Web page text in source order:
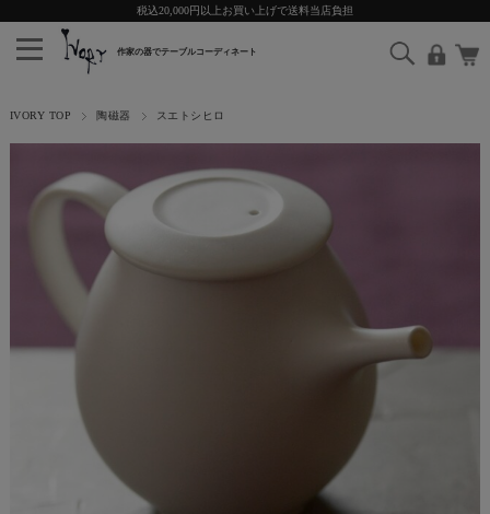
税込20,000円以上お買い上げで送料当店負担
IVORY TOP 陶磁器 スエトシヒロ